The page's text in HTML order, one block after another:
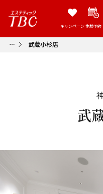
キャンペーン体験予約
武蔵小杉店
武